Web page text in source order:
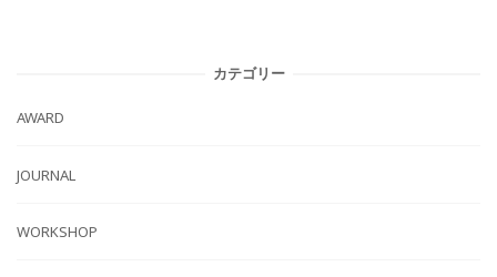
カテゴリー
AWARD
JOURNAL
WORKSHOP